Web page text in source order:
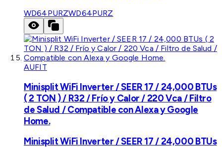
WD64PURZWD64PURZ
AUFIT
Minisplit WiFi Inverter / SEER 17 / 24,000 BTUs
( 2 TON ) / R32 / Frío y Calor / 220 Vca / Filtro
de Salud / Compatible con Alexa y Google
Home.
Minisplit WiFi Inverter / SEER 17 / 24,000 BTUs